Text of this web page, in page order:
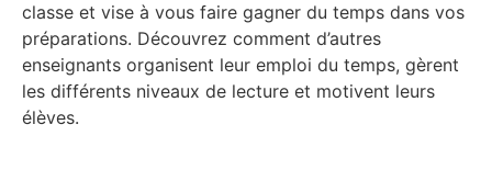
classe et vise à vous faire gagner du temps dans vos
préparations. Découvrez comment d’autres
enseignants organisent leur emploi du temps, gèrent
les différents niveaux de lecture et motivent leurs
élèves.